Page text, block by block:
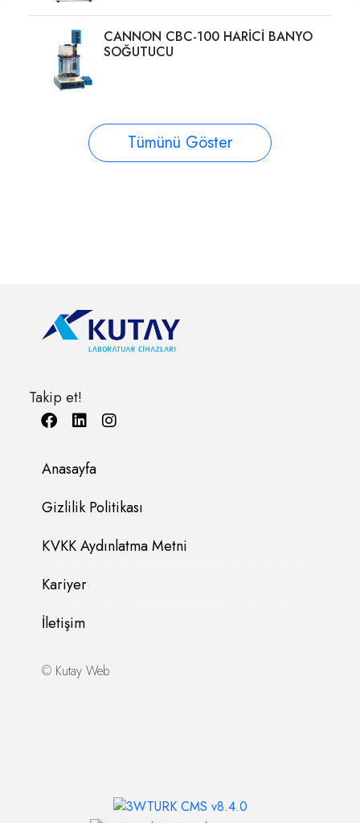
CANNON CBC-100 HARİCİ BANYO
SOĞUTUCU
Tümünü Göster
Takip et!
Anasayfa
Gizlilik Politikası
KVKK Aydınlatma Metni
Kariyer
İletişim
© Kutay Web